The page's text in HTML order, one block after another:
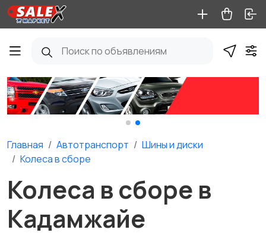
Главная Автотранспорт
Шины и диски
Колеса в сборе
Колеса в сборе в
Кадамжайе